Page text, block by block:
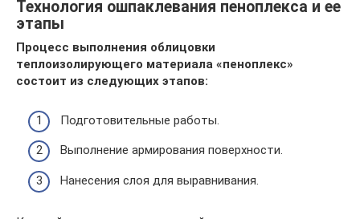
Технология ошпаклевания пеноплекса и ее
этапы
Процесс выполнения облицовки
теплоизолирующего материала «пеноплекс»
состоит из следующих этапов:
Подготовительные работы.
Выполнение армирования поверхности.
Нанесения слоя для выравнивания.